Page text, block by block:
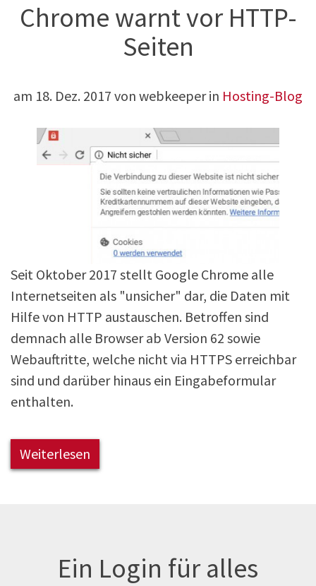
Chrome warnt vor HTTP-
Seiten
am 18. Dez. 2017 von webkeeper in Hosting-Blog
Seit Oktober 2017 stellt Google Chrome alle
Internetseiten als "unsicher" dar, die Daten mit
Hilfe von HTTP austauschen. Betroffen sind
demnach alle Browser ab Version 62 sowie
Webauftritte, welche nicht via HTTPS erreichbar
sind und darüber hinaus ein Eingabeformular
enthalten.
Weiterlesen
Ein Login für alles